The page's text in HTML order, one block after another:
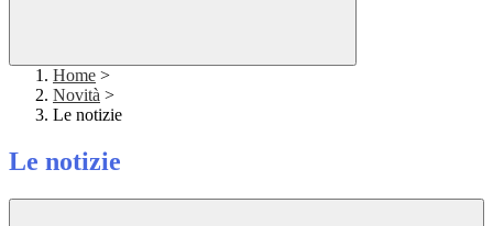
Home >
Novità >
Le notizie
Le notizie